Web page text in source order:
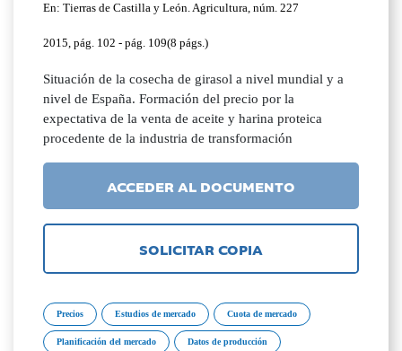
En: Tierras de Castilla y León. Agricultura, núm. 227
2015, pág. 102 - pág. 109(8 págs.)
Situación de la cosecha de girasol a nivel mundial y a
nivel de España. Formación del precio por la
expectativa de la venta de aceite y harina proteica
procedente de la industria de transformación
ACCEDER AL DOCUMENTO
SOLICITAR COPIA
Precios Estudios de mercado Cuota de mercado
Planificación del mercado Datos de producción